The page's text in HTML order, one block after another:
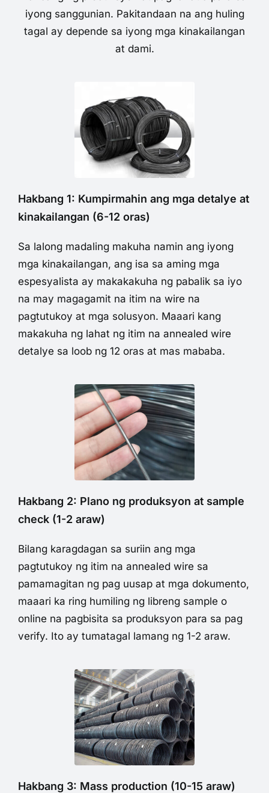
iyong sanggunian. Pakitandaan na ang huling
tagal ay depende sa iyong mga kinakailangan
at dami.
Hakbang 1: Kumpirmahin ang mga detalye at
kinakailangan (6-12 oras)
Sa lalong madaling makuha namin ang iyong
mga kinakailangan, ang isa sa aming mga
espesyalista ay makakakuha ng pabalik sa iyo
na may magagamit na itim na wire na
pagtutukoy at mga solusyon. Maaari kang
makakuha ng lahat ng itim na annealed wire
detalye sa loob ng 12 oras at mas mababa.
Hakbang 2: Plano ng produksyon at sample
check (1-2 araw)
Bilang karagdagan sa suriin ang mga
pagtutukoy ng itim na annealed wire sa
pamamagitan ng pag uusap at mga dokumento,
maaari ka ring humiling ng libreng sample o
online na pagbisita sa produksyon para sa pag
verify. Ito ay tumatagal lamang ng 1-2 araw.
Hakbang 3: Mass production (10-15 araw)